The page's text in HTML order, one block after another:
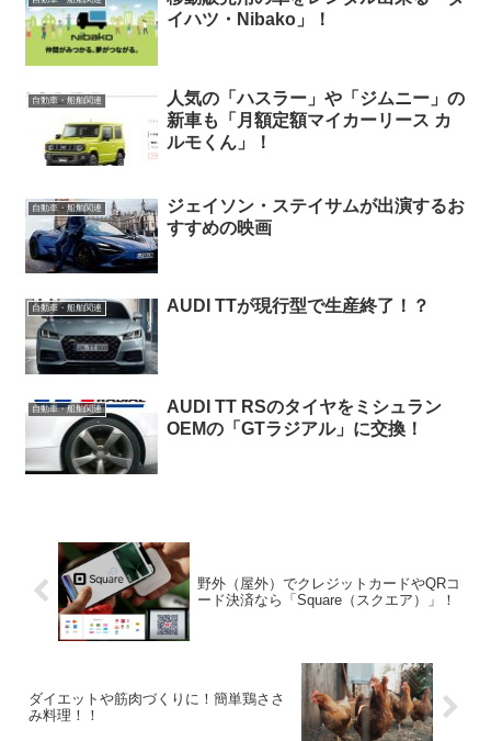
イハツ・Nibako」！
自動車・船舶関連
人気の「ハスラー」や「ジムニー」の
新車も「月額定額マイカーリース カ
ルモくん」！
自動車・船舶関連
ジェイソン・ステイサムが出演するお
すすめの映画
自動車・船舶関連 AUDI TTが現行型で生産終了！？
自動車・船舶関連
AUDI TT RSのタイヤをミシュラン
OEMの「GTラジアル」に交換！
野外（屋外）でクレジットカードやQRコ
ード決済なら「Square（スクエア）」！
ダイエットや筋肉づくりに！簡単鶏ささ
み料理！！